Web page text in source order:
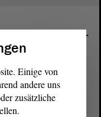
von Sachsen-
Einige von
andere uns
zusätzliche